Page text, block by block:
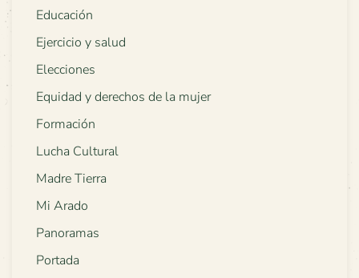
Educación
Ejercicio y salud
Elecciones
Equidad y derechos de la mujer
Formación
Lucha Cultural
Madre Tierra
Mi Arado
Panoramas
Portada